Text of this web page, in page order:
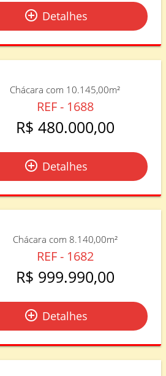
add_circle_outline Detalhes
Chácara com 10.145,00m²
REF - 1688
R$ 480.000,00
add_circle_outline Detalhes
Chácara com 8.140,00m²
REF - 1682
R$ 999.990,00
add_circle_outline Detalhes